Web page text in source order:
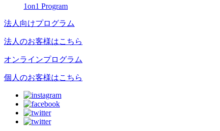
1on1 Program
法人向けプログラム
法人のお客様はこちら
オンラインプログラム
個人のお客様はこちら